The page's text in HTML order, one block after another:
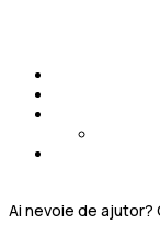
Ai nevoie de